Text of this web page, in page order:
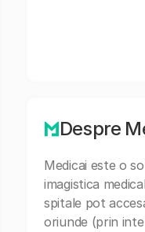
Despre
Medicai este o
imagistica
spitale pot
oriunde (prin